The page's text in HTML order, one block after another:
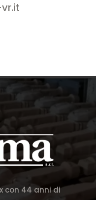
con 44 anni di